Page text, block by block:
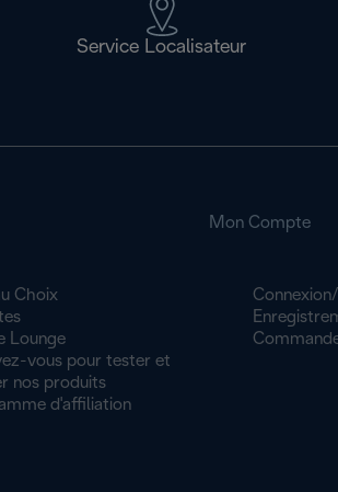
Service Localisateur
Choix
Lounge
vous pour tester et
nos produits
d'affiliation
Mon Compte